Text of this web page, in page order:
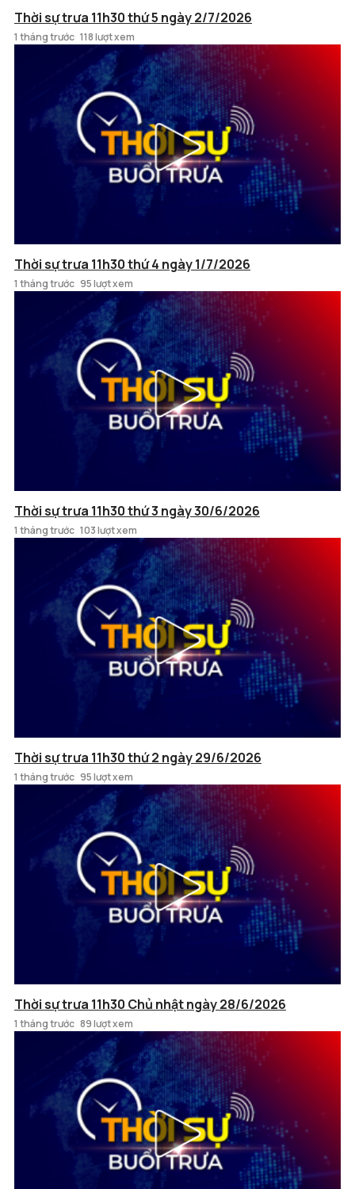
Thời sự trưa 11h30 thứ 5 ngày 2/7/2026
1 tháng trước 118 lượt xem
Thời sự trưa 11h30 thứ 4 ngày 1/7/2026
1 tháng trước 95 lượt xem
Thời sự trưa 11h30 thứ 3 ngày 30/6/2026
1 tháng trước 103 lượt xem
Thời sự trưa 11h30 thứ 2 ngày 29/6/2026
1 tháng trước 95 lượt xem
Thời sự trưa 11h30 Chủ nhật ngày 28/6/2026
1 tháng trước 89 lượt xem